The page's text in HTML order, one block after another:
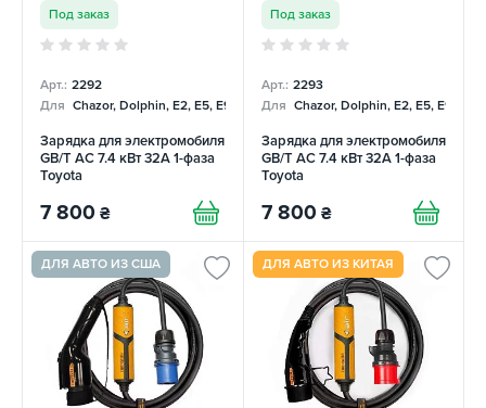
Под заказ
Арт.: 2292
Для Chazor, Dolphin, E2, E5, E9, Mercedes
Зарядка для электромобиля
GB/T AC 7.4 кВт 32А 1-фаза
Toyota
7 800 ₴
Под заказ
Арт.: 2293
Для Chazor, Dolphin, E2, E5, E9,
Зарядка для электромобиля
GB/T AC 7.4 кВт 32А 1-фаза
Toyota
7 800 ₴
ДЛЯ АВТО ИЗ США ДЛЯ АВТО ИЗ КИТАЯ